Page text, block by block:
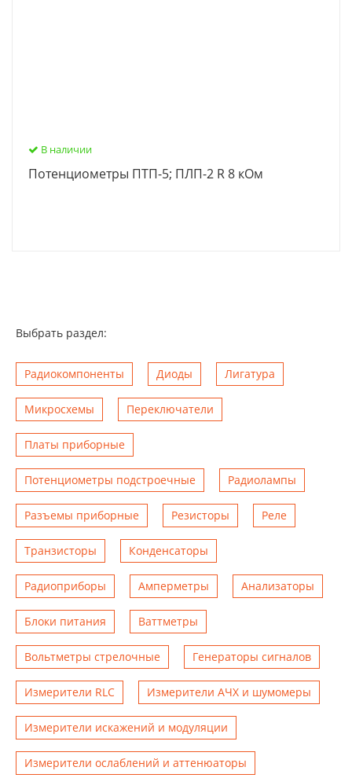
В наличии
Потенциометры ПТП-5; ПЛП-2 R 8 кОм
Выбрать раздел:
Радиокомпоненты Диоды Лигатура
Микросхемы Переключатели
Платы приборные
Потенциометры подстроечные Радиолампы
Разъемы приборные Резисторы Реле
Транзисторы Конденсаторы
Радиоприборы Амперметры Анализаторы
Блоки питания Ваттметры
Вольтметры стрелочные Генераторы сигналов
Измерители RLC Измерители АЧХ и шумомеры
Измерители искажений и модуляции
Измерители ослаблений и аттенюаторы